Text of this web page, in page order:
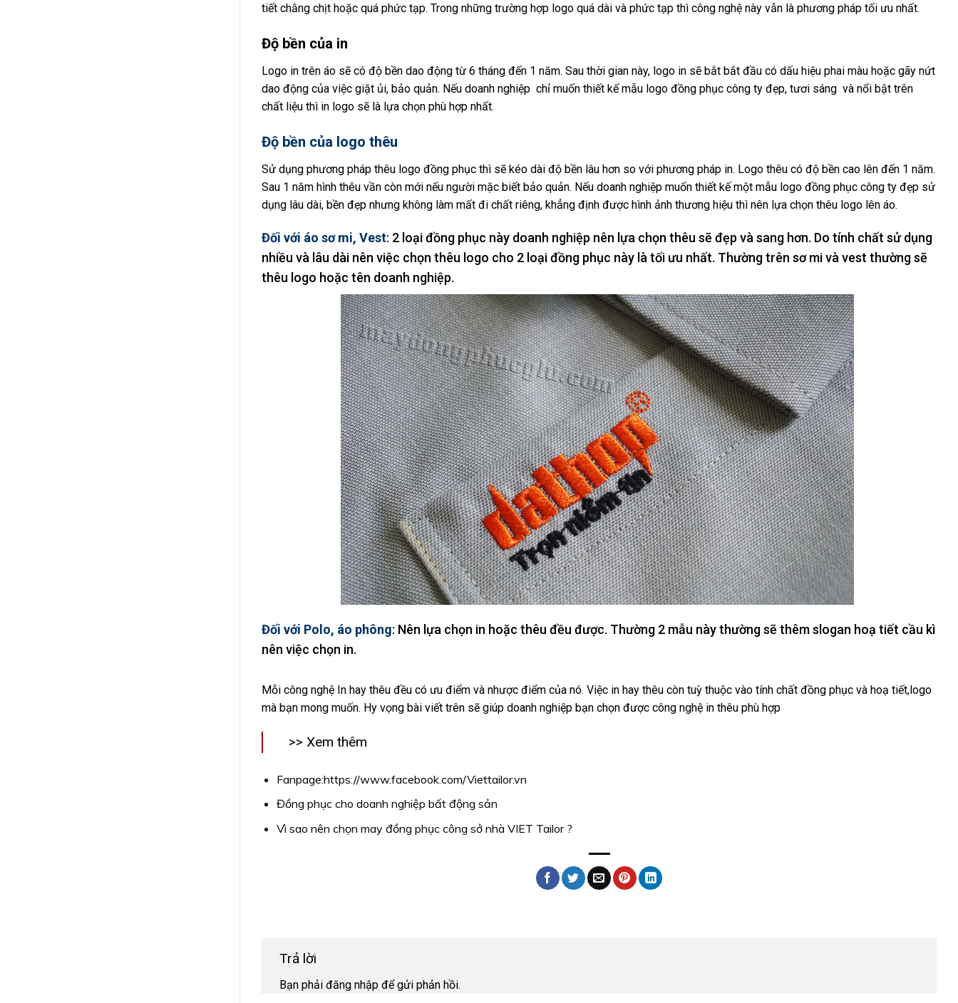
tiết chằng chịt hoặc quá phức tạp. Trong những trường hợp logo quá dài và phức tạp thì công nghệ này vẫn là phương pháp tối ưu nhất.
Độ bền của in
Logo in trên áo sẽ có độ bền dao động từ 6 tháng đến 1 năm. Sau thời gian này, logo in sẽ bắt bắt đầu có dấu hiệu phai màu hoặc gãy nứt
dao động của việc giặt ủi, bảo quản. Nếu doanh nghiệp chỉ muốn thiết kế mẫu logo đồng phục công ty đẹp, tươi sáng và nổi bật trên
chất liệu thì in logo sẽ là lựa chọn phù hợp nhất.
Độ bền của logo thêu
Sử dụng phương pháp thêu logo đồng phục thì sẽ kéo dài độ bền lâu hơn so với phương pháp in. Logo thêu có độ bền cao lên đến 1 năm.
Sau 1 năm hình thêu vần còn mới nếu người mặc biết bảo quản. Nếu doanh nghiệp muốn thiết kế một mẫu logo đồng phục công ty đẹp sử
dụng lâu dài, bền đẹp nhưng không làm mất đi chất riêng, khẳng định được hình ảnh thương hiệu thì nên lựa chọn thêu logo lên áo.
Đối với áo sơ mi, Vest: 2 loại đồng phục này doanh nghiệp nên lựa chọn thêu sẽ đẹp và sang hơn. Do tính chất sử dụng
nhiều và lâu dài nên việc chọn thêu logo cho 2 loại đồng phục này là tối ưu nhất. Thường trên sơ mi và vest thường sẽ
thêu logo hoặc tên doanh nghiệp.
Đối với Polo, áo phông: Nên lựa chọn in hoặc thêu đều được. Thường 2 mẫu này thường sẽ thêm slogan hoạ tiết cầu kì
nên việc chọn in.
Mỗi công nghệ In hay thêu đều có ưu điểm và nhược điểm của nó. Việc in hay thêu còn tuỳ thuộc vào tính chất đồng phục và hoạ tiết,logo
mà bạn mong muốn. Hy vọng bài viết trên sẽ giúp doanh nghiệp bạn chọn được công nghệ in thêu phù hợp
>> Xem thêm
Fanpage:https://www.facebook.com/Viettailor.vn
Đồng phục cho doanh nghiệp bất động sản
Vì sao nên chọn may đồng phục công sở nhà VIET Tailor ?
Trả lời
Bạn phải đăng nhập để gửi phản hồi.